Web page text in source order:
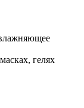
гелях